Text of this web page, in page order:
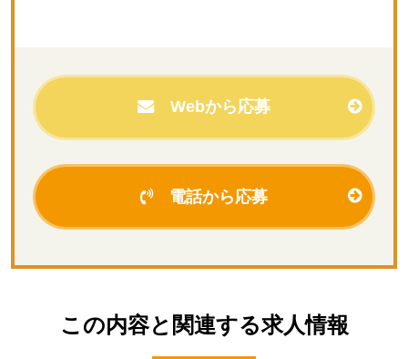
Webから応募
電話から応募
この内容と関連する求⼈情報